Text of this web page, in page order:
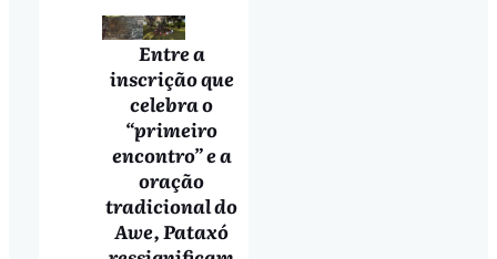
Entre a
inscrição que
celebra o
“primeiro
encontro” e a
oração
tradicional do
Awe, Pataxó